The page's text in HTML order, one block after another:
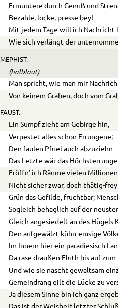
Ermuntere durch Genuß und
Bezahle, locke, presse bey!
Mit jedem Tage will ich Nachricht
Wie sich verlängt der
MEPHIST.
(halblaut)
Man spricht, wie man mir
Von keinem Graben, doch vom
FAUST.
Ein Sumpf zieht am Gebirge hin,
Verpestet alles schon Errungene;
Den faulen Pfuel auch abzuziehn
Das Letzte wär das
Eröffn’ ich Räume vielen
Nicht sicher zwar, doch thätig-
Grün das Gefilde, fruchtbar;
Sogleich behaglich auf der
Gleich angesiedelt an des Hügels
Den aufgewälzt kühn-emsige
Im Innern hier ein paradiesisch
Da rase draußen Fluth bis auf zum
Und wie sie nascht gewaltsam
Gemeindrang eilt die Lücke zu
Ja diesem Sinne bin ich ganz